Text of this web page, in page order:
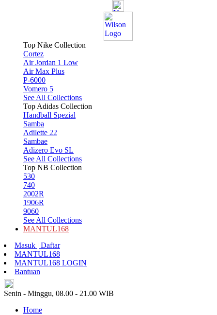
Top Nike Collection
Cortez
Air Jordan 1 Low
Air Max Plus
P-6000
Vomero 5
See All Collections
Top Adidas Collection
Handball Spezial
Samba
Adilette 22
Sambae
Adizero Evo SL
See All Collections
Top NB Collection
530
740
2002R
1906R
9060
See All Collections
MANTUL168
Masuk | Daftar
MANTUL168
MANTUL168 LOGIN
Bantuan
Senin - Minggu, 08.00 - 21.00 WIB
Home